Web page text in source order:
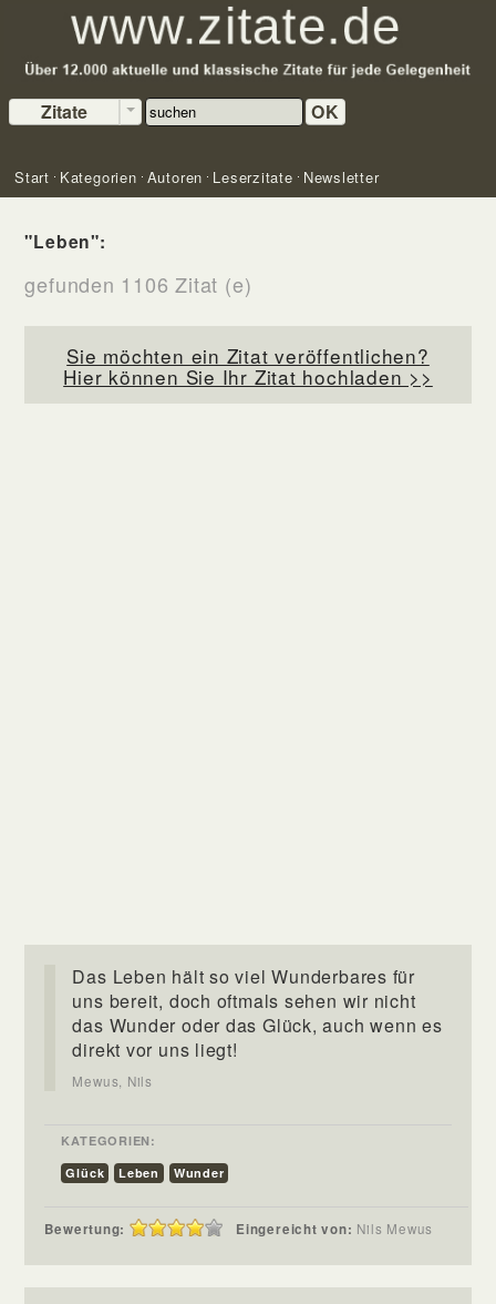
Zitate OK
Start Kategorien Autoren Leserzitate Newsletter
"Leben":
gefunden 1106 Zitat (e)
Sie möchten ein Zitat veröffentlichen?
Hier können Sie Ihr Zitat hochladen >>
Das Leben hält so viel Wunderbares für
uns bereit, doch oftmals sehen wir nicht
das Wunder oder das Glück, auch wenn es
direkt vor uns liegt!
Mewus, Nils
KATEGORIEN:
Glück
Leben Wunder
Bewertung: Eingereicht von: Nils Mewus